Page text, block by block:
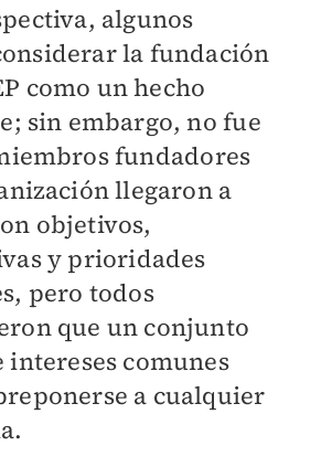
algunos
la fundación
como un hecho
sin embargo, no fue
fundadores
llegaron a
objetivos,
y prioridades
pero todos
que un conjunto
intereses comunes
a cualquier